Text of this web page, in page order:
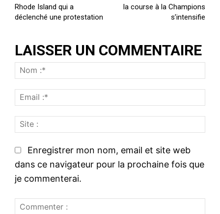
Rhode Island qui a
déclenché une protestation
la course à la Champions
s’intensifie
LAISSER UN COMMENTAIRE
o
:m
ii
Enregistrer mon nom, email et site web
dans ce navigateur pour la prochaine fois que
je commenterai.